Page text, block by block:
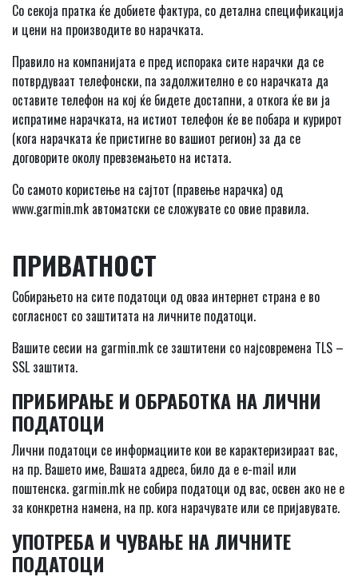
Со секоја пратка ќе добиете фактура, со детална спецификација
и цени на производите во нарачката.
Правило на компанијата е пред испорака сите нарачки да се
потврдуваат телефонски, па задолжително е со нарачката да
оставите телефон на кој ќе бидете достапни, а откога ќе ви ја
испратиме нарачката, на истиот телефон ќе ве побара и курирот
(кога нарачката ќе пристигне во вашиот регион) за да се
договорите околу превземањето на истата.
Со самото користење на сајтот (правење нарачка) од
www.garmin.mk автоматски се сложувате со овие правила.
ПРИВАТНОСТ
Собирањето на сите податоци од оваа интернет страна е во
согласност со заштитата на личните податоци.
Вашите сесии на garmin.mk се заштитени со најсовремена TLS –
SSL заштита.
ПРИБИРАЊЕ И ОБРАБОТКА НА ЛИЧНИ
ПОДАТОЦИ
Лични податоци се информациите кои ве карактеризираат вас,
на пр. Вашето име, Вашата адреса, било да е e-mail или
поштенска. garmin.mk не собира податоци од вас, освен ако не е
за конкретна намена, на пр. кога нарачувате или се пријавувате.
УПОТРЕБА И ЧУВАЊЕ НА ЛИЧНИТЕ
ПОДАТОЦИ